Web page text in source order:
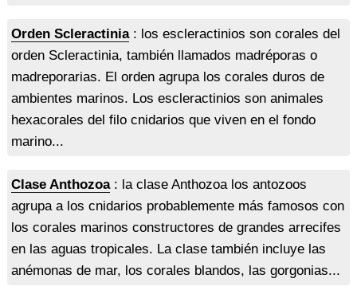
Orden Scleractinia: los escleractinios son corales del
orden Scleractinia, también llamados madréporas o
madreporarias. El orden agrupa los corales duros de
ambientes marinos. Los escleractinios son animales
hexacorales del filo cnidarios que viven en el fondo
marino...
Clase Anthozoa: la clase Anthozoa los antozoos
agrupa a los cnidarios probablemente más famosos con
los corales marinos constructores de grandes arrecifes
en las aguas tropicales. La clase también incluye las
anémonas de mar, los corales blandos, las gorgonias...